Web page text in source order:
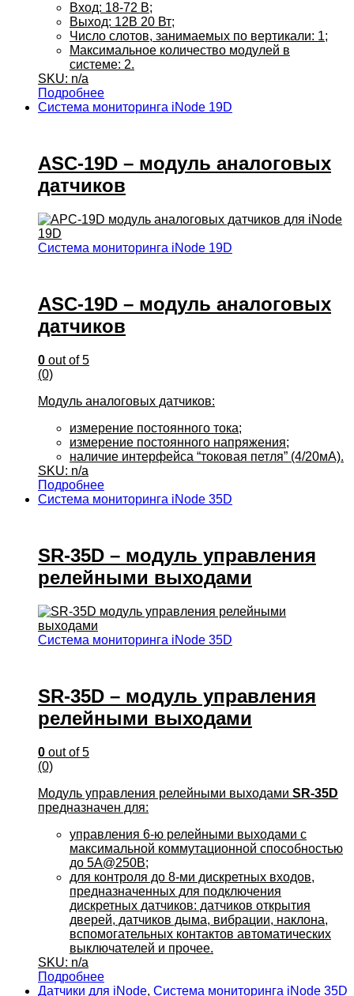
Вход: 18-72 В;
Выход: 12В 20 Вт;
Число слотов, занимаемых по вертикали: 1;
Максимальное количество модулей в
системе: 2.
SKU: n/a
Подробнее
Система мониторинга iNode 19D
ASC-19D – модуль аналоговых
датчиков
Система мониторинга iNode 19D
ASC-19D – модуль аналоговых
датчиков
0 out of 5
(0)
Модуль аналоговых датчиков:
измерение постоянного тока;
измерение постоянного напряжения;
наличие интерфейса “токовая петля” (4/20мА).
SKU: n/a
Подробнее
Система мониторинга iNode 35D
SR-35D – модуль управления
релейными выходами
Система мониторинга iNode 35D
SR-35D – модуль управления
релейными выходами
0 out of 5
(0)
Модуль управления релейными выходами SR-35D
предназначен для:
управления 6-ю релейными выходами с
максимальной коммутационной способностью
до 5A@250В;
для контроля до 8-ми дискретных входов,
предназначенных для подключения
дискретных датчиков: датчиков открытия
дверей, датчиков дыма, вибрации, наклона,
вспомогательных контактов автоматических
выключателей и прочее.
SKU: n/a
Подробнее
Датчики для iNode, Система мониторинга iNode 35D